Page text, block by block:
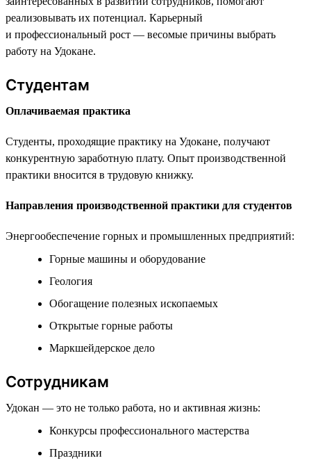
реализовывать их потенциал. Карьерный
и профессиональный рост — весомые причины выбрать
работу на Удокане.
Студентам
Оплачиваемая практика
Студенты, проходящие практику на Удокане, получают
конкурентную заработную плату. Опыт производственной
практики вносится в трудовую книжку.
Направления производственной практики для студентов
Энергообеспечение горных и промышленных предприятий:
Горные машины и оборудование
Геология
Обогащение полезных ископаемых
Открытые горные работы
Маркшейдерское дело
Сотрудникам
Удокан — это не только работа, но и активная жизнь:
Конкурсы профессионального мастерства
Праздники